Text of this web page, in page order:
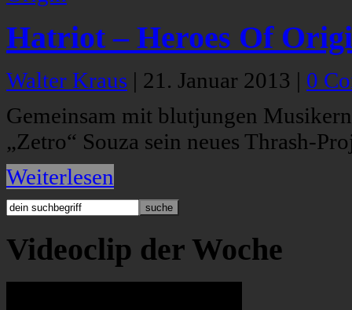
Hatriot – Heroes Of
Walter Kraus | 21. Januar 2013 | 0
Gemeinsam mit blutjungen
„Zetro“ Souza sein neues Thrash-
Weiterlesen
Videoclip der Woche